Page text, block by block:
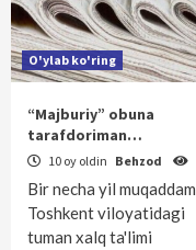
O'ylab ko'ring
“Majburiy” obuna
tarafdoriman…
10 oy oldin Behzod
Bir necha yil muqaddam
Toshkent viloyatidagi
tuman xalq ta'limi